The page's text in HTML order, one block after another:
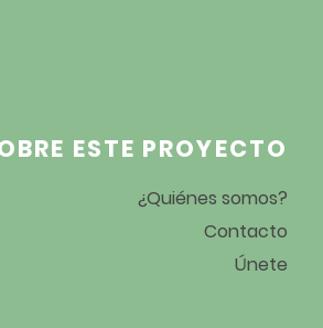
ESTE PROYECTO
¿Quiénes somos?
Contacto
Únete